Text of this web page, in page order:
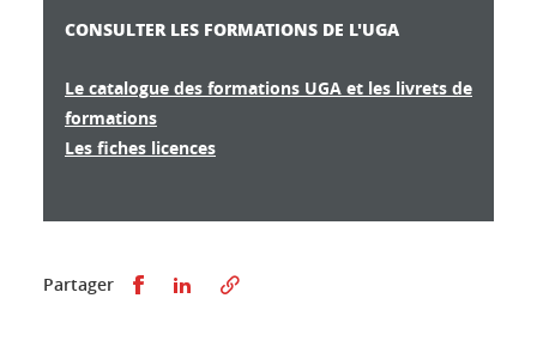
CONSULTER LES FORMATIONS DE L'UGA
Le catalogue des formations UGA et les livrets de
formations
Les fiches licences
Partager Partager sur Facebook
Partager sur LinkedIn